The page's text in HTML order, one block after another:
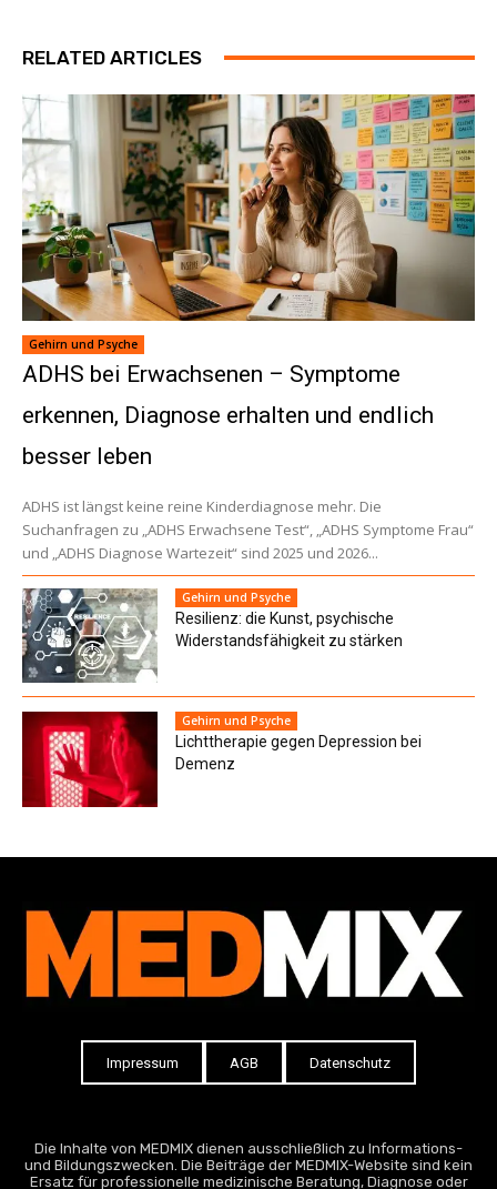
RELATED ARTICLES
Gehirn und Psyche
ADHS bei Erwachsenen – Symptome
erkennen, Diagnose erhalten und endlich
besser leben
ADHS ist längst keine reine Kinderdiagnose mehr. Die
Suchanfragen zu „ADHS Erwachsene Test“, „ADHS Symptome Frau“
und „ADHS Diagnose Wartezeit“ sind 2025 und 2026...
Gehirn und Psyche
Resilienz: die Kunst, psychische
Widerstandsfähigkeit zu stärken
Gehirn und Psyche
Lichttherapie gegen Depression bei
Demenz
Impressum AGB Datenschutz
Die Inhalte von MEDMIX dienen ausschließlich zu Informations-
und Bildungszwecken. Die Beiträge der MEDMIX-Website sind kein
Ersatz für professionelle medizinische Beratung, Diagnose oder